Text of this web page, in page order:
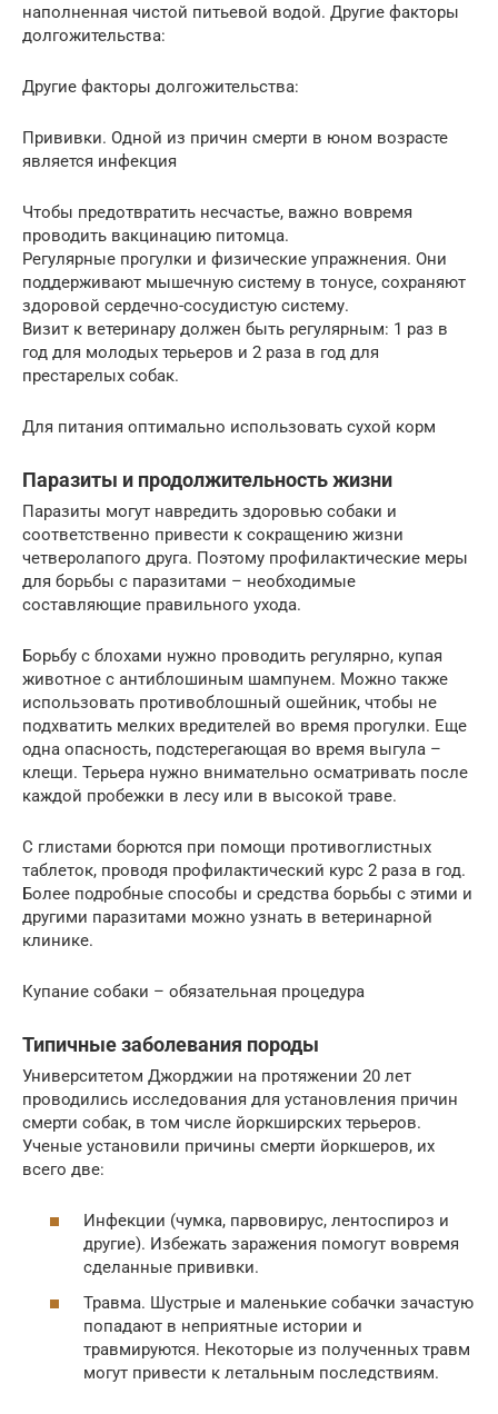
наполненная чистой питьевой водой. Другие факторы
долгожительства:
Другие факторы долгожительства:
Прививки. Одной из причин смерти в юном возрасте
является инфекция
Чтобы предотвратить несчастье, важно вовремя
проводить вакцинацию питомца.
Регулярные прогулки и физические упражнения. Они
поддерживают мышечную систему в тонусе, сохраняют
здоровой сердечно-сосудистую систему.
Визит к ветеринару должен быть регулярным: 1 раз в
год для молодых терьеров и 2 раза в год для
престарелых собак.
Для питания оптимально использовать сухой корм
Паразиты и продолжительность жизни
Паразиты могут навредить здоровью собаки и
соответственно привести к сокращению жизни
четверолапого друга. Поэтому профилактические меры
для борьбы с паразитами – необходимые
составляющие правильного ухода.
Борьбу с блохами нужно проводить регулярно, купая
животное с антиблошиным шампунем. Можно также
использовать противоблошный ошейник, чтобы не
подхватить мелких вредителей во время прогулки. Еще
одна опасность, подстерегающая во время выгула –
клещи. Терьера нужно внимательно осматривать после
каждой пробежки в лесу или в высокой траве.
С глистами борются при помощи противоглистных
таблеток, проводя профилактический курс 2 раза в год.
Более подробные способы и средства борьбы с этими и
другими паразитами можно узнать в ветеринарной
клинике.
Купание собаки – обязательная процедура
Типичные заболевания породы
Университетом Джорджии на протяжении 20 лет
проводились исследования для установления причин
смерти собак, в том числе йоркширских терьеров.
Ученые установили причины смерти йоркшеров, их
всего две:
Инфекции (чумка, парвовирус, лентоспироз и
другие). Избежать заражения помогут вовремя
сделанные прививки.
Травма. Шустрые и маленькие собачки зачастую
попадают в неприятные истории и
травмируются. Некоторые из полученных травм
могут привести к летальным последствиям.